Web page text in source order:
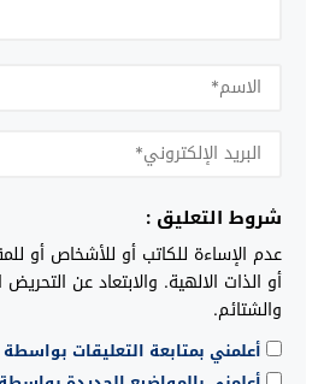
شروط التعليق :
عدم الإساءة للكاتب أو للأشخاص أو
أو الذات الالهية. والابتعاد عن
والشتائم.
أعلمني بمتابعة التعليقات بواسطة